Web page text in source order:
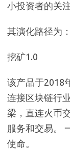
小投资者的关注
其演化路径为：
挖矿1.0
该产品于2018
连接区块链行
梁，直连火币
服务和交易。
使命。